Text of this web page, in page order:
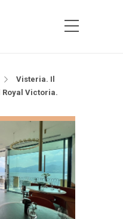
Visteria. Il
Royal Victoria.